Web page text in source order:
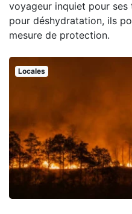
voyageur inquiet pour
pour déshydratation, ils
mesure de protection.
Locales